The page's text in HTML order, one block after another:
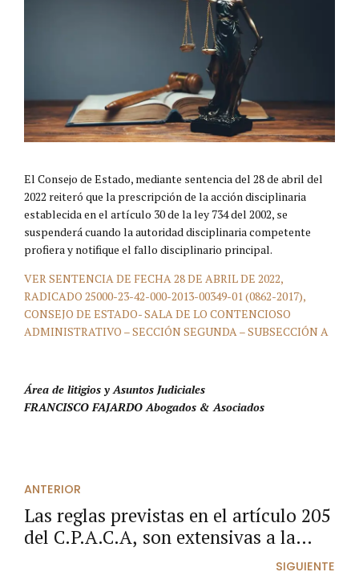
El Consejo de Estado, mediante sentencia del 28 de abril del
2022 reiteró que la prescripción de la acción disciplinaria
establecida en el artículo 30 de la ley 734 del 2002, se
suspenderá cuando la autoridad disciplinaria competente
profiera y notifique el fallo disciplinario principal.
VER SENTENCIA DE FECHA 28 DE ABRIL DE 2022,
RADICADO 25000-23-42-000-2013-00349-01 (0862-2017),
CONSEJO DE ESTADO- SALA DE LO CONTENCIOSO
ADMINISTRATIVO – SECCIÓN SEGUNDA – SUBSECCIÓN A
Área de litigios y Asuntos Judiciales
FRANCISCO FAJARDO Abogados & Asociados
ANTERIOR
Las reglas previstas en el artículo 205
del C.P.A.C.A, son extensivas a la
notificación de la sentencia escritaSIGUIENTE